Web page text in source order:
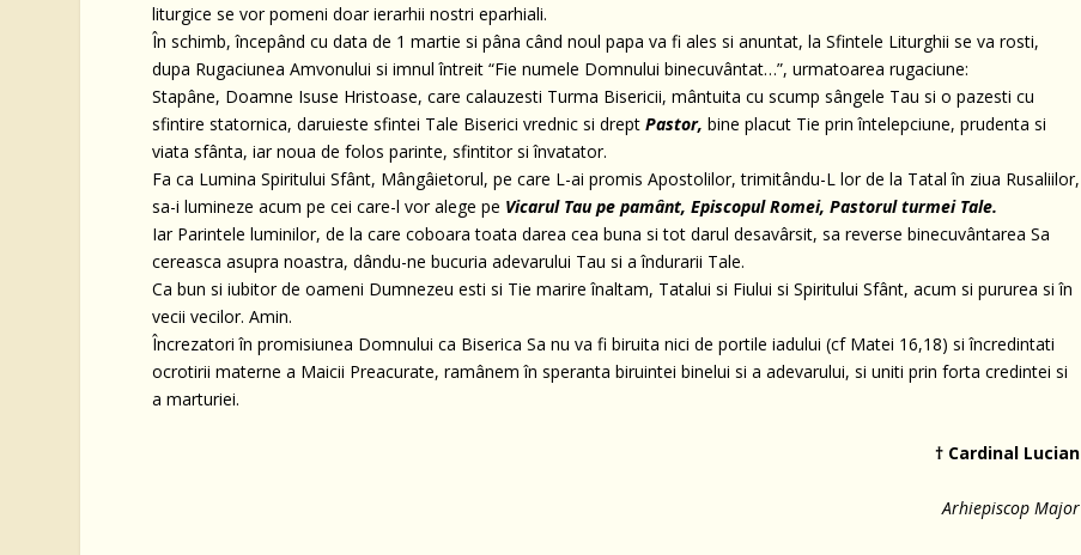
liturgice se vor pomeni doar ierarhii nostri eparhiali.
În schimb, începând cu data de 1 martie si pâna când noul papa va fi ales si anuntat, la Sfintele Liturghii se va rosti,
dupa Rugaciunea Amvonului si imnul întreit “Fie numele Domnului binecuvântat…”, urmatoarea rugaciune:
Stapâne, Doamne Isuse Hristoase, care calauzesti Turma Bisericii, mântuita cu scump sângele Tau si o pazesti cu
sfintire statornica, daruieste sfintei Tale Biserici vrednic si dreptPastor, bine placut Tie prin întelepciune, prudenta si
viata sfânta, iar noua de folos parinte, sfintitor si învatator.
Fa ca Lumina Spiritului Sfânt, Mângâietorul, pe care L-ai promis Apostolilor, trimitându-L lor de la Tatal în ziua Rusaliilor,
sa-i lumineze acum pe cei care-l vor alege pe Vicarul Tau pe pamânt, Episcopul Romei, Pastorul turmei Tale.
Iar Parintele luminilor, de la care coboara toata darea cea buna si tot darul desavârsit, sa reverse binecuvântarea Sa
cereasca asupra noastra, dându-ne bucuria adevarului Tau si a îndurarii Tale.
Ca bun si iubitor de oameni Dumnezeu esti si Tie marire înaltam, Tatalui si Fiului si Spiritului Sfânt, acum si pururea si în
vecii vecilor. Amin.
Încrezatori în promisiunea Domnului ca Biserica Sa nu va fi biruita nici de portile iadului (cf Matei 16,18) si încredintati
ocrotirii materne a Maicii Preacurate, ramânem în speranta biruintei binelui si a adevarului, si uniti prin forta credintei si
a marturiei.
† Cardinal Lucian
Arhiepiscop Major